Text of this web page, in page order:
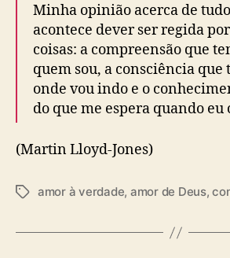
Minha opinião acerca de
acontece dever ser regida
coisas: a compreensão que
quem sou, a consciência que
onde vou indo e o
do que me espera quando eu
(Martin Lloyd-Jones)
T
amor à verdade, amor de Deus,